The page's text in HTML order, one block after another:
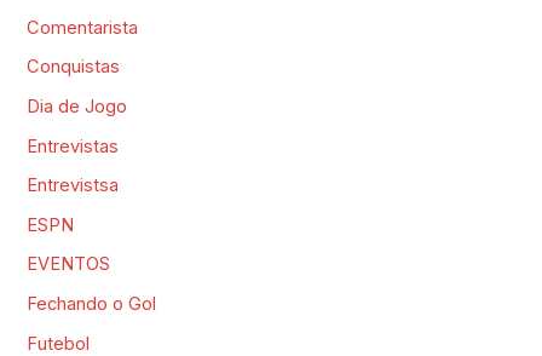
Comentarista
Conquistas
Dia de Jogo
Entrevistas
Entrevistsa
ESPN
EVENTOS
Fechando o Gol
Futebol